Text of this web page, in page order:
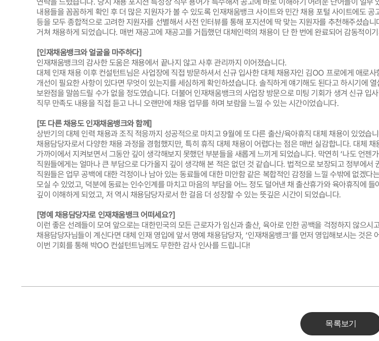
내용들을 꼼꼼하게 확인 후 더 많은 지원자가 볼 수 있도록 인재채움뱅크 사이트와 민간 채용 포털 사이트에도 공
등을 모두 종합적으로 고려한 지원자를 선별해서 사전 인터뷰를 통해 포지션에 딱 맞는 지원자를 추천해주셨습니
거쳐 채용하게 되었습니다. 매번 재공고에 재공고를 거듭했던 대체인력의 채용이 단 한 번에 완료되어 감동적이
[인재채움뱅크와 얼굴을 마주하다]
인재채움뱅크의 감사한 도움은 채용에서 끝나지 않고 사후 관리까지 이어졌습니다.
대체 인재 채용 이후 컨설턴트님은 사업장에 직접 방문하셔서 신규 입사한 대체 채용자인 김OO 프로에게 애로사
개선이 필요한 사항이 있다면 무엇이 있는지를 세심하게 확인하셨습니다.솔직하게 얘기해도 된다고 하시기에
보완점을 말씀드릴 수가 없을 정도였습니다. 더불어 인재채움뱅크의 사업장 방문으로 미팅 기회가 생겨 신규 입
직무 만족도 내용을 직접 듣고 나니 오랜만에 채용 업무를 하며 보람을 느낄 수 있는 시간이었습니다.
[또 다른 채용도 인재채움뱅크와 함께]
상반기의 대체 인력 채용과 조직 적응까지 성공적으로 마치고 9월에 또 다른 출산/육아휴직 대체 채용이 있었습
채용담당자로서 다양한 채용 과정을 경험했지만,특히 휴직 대체 채용이 어렵다는 점은 매번 실감합니다. 대체 채
가까이에서 지켜보면서 그동안 깊이 생각해보지 못했던 부분들을 새롭게 느끼게 되었습니다. 막연히‘나도 언젠
직원들에게는 얼마나 큰 부담으로 다가올지 깊이 생각해 본 적은 없던 것 같습니다. 법적으로 보장되고 정부에서
직원들은 업무 공백에 대한 걱정이나 남아 있는 동료들에 대한 미안함 같은 복합적인 감정을 느낄 수밖에 없겠다
모실 수 있었고, 덕분에 동료는 인수인계를 마치고 마음의 부담을 어느 정도 덜어낸 채 출산휴가와 육아휴직에 들
깊이 이해하게 되었고,저 역시 채용담당자로서 한 걸음 더 성장할 수 있는 뜻깊은 시간이 되었습니다.
[명예 채용담당자로 인재채움뱅크 어떠세요?]
이런 좋은 선례들이 모여 앞으로는 대한민국의 모든 근로자가 임신과 출산,육아로 인한 공백을 걱정하지 않으시
채용담당자님들이 계신다면 대체 인재 영입에 앞서 명예 채용담당자, ‘인재채움뱅크’를 먼저 영입해보시는 것은
이번 기회를 통해 박OO 컨설턴트님께도 무한한 감사 인사를 드립니다!
목록보기